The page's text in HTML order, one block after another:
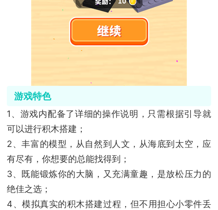
游戏特色
1、游戏内配备了详细的操作说明，只需根据引导就
可以进行积木搭建；
2、丰富的模型，从自然到人文，从海底到太空，应
有尽有，你想要的总能找得到；
3、既能锻炼你的大脑，又充满童趣，是放松压力的
绝佳之选；
4、模拟真实的积木搭建过程，但不用担心小零件丢